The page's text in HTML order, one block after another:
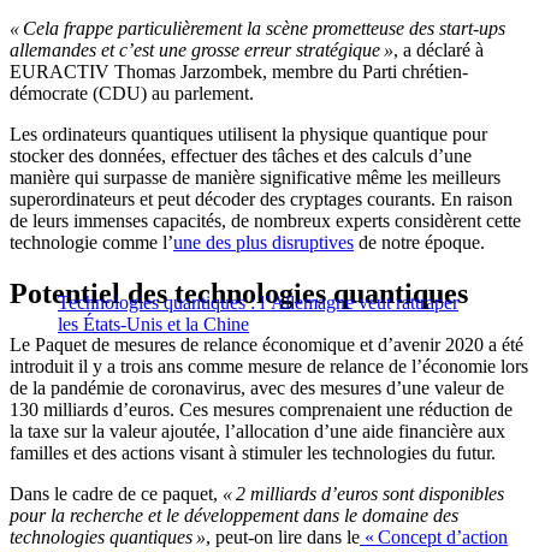
« Cela frappe particulièrement la scène prometteuse des start-ups
allemandes et c’est une grosse erreur stratégique », a déclaré à
EURACTIV Thomas Jarzombek, membre du Parti chrétien-
démocrate (CDU) au parlement.
Les ordinateurs quantiques utilisent la physique quantique pour
stocker des données, effectuer des tâches et des calculs d’une
manière qui surpasse de manière significative même les meilleurs
superordinateurs et peut décoder des cryptages courants. En raison
de leurs immenses capacités, de nombreux experts considèrent cette
technologie comme l’une des plus disruptives de notre époque.
Technologies quantiques : l’Allemagne veut rattraper
les États-Unis et la Chine
Potentiel des technologies quantiques
Le Paquet de mesures de relance économique et d’avenir 2020 a été
introduit il y a trois ans comme mesure de relance de l’économie lors
de la pandémie de coronavirus, avec des mesures d’une valeur de
130 milliards d’euros. Ces mesures comprenaient une réduction de
la taxe sur la valeur ajoutée, l’allocation d’une aide financière aux
familles et des actions visant à stimuler les technologies du futur.
Dans le cadre de ce paquet, « 2 milliards d’euros sont disponibles
pour la recherche et le développement dans le domaine des
technologies quantiques », peut-on lire dans le « Concept d’action